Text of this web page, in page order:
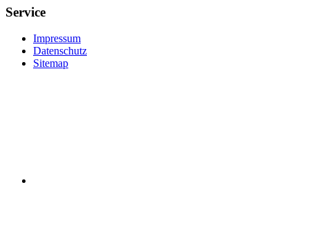
Service
Impressum
Datenschutz
Sitemap